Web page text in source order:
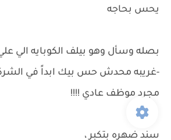
يحس بحاجه
بصله وسأل وهو بيلف الكوبايه الي
-غريبه محدش حس بيك ابداً في
مجرد موظف عادي !!!!
سند ضهره بتكبر ،